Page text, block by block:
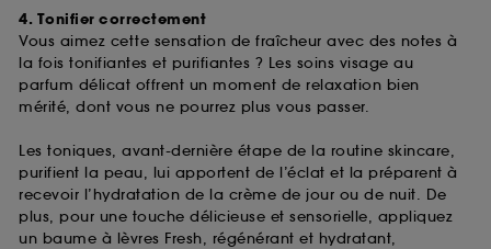
4. Tonifier correctement
Vous aimez cette sensation de fraîcheur avec des notes à
la fois tonifiantes et purifiantes ? Les soins visage au
parfum délicat offrent un moment de relaxation bien
mérité, dont vous ne pourrez plus vous passer.
Les toniques, avant-dernière étape de la routine skincare,
purifient la peau, lui apportent de l’éclat et la préparent à
recevoir l’hydratation de la crème de jour ou de nuit. De
plus, pour une touche délicieuse et sensorielle, appliquez
un baume à lèvres Fresh, régénérant et hydratant,